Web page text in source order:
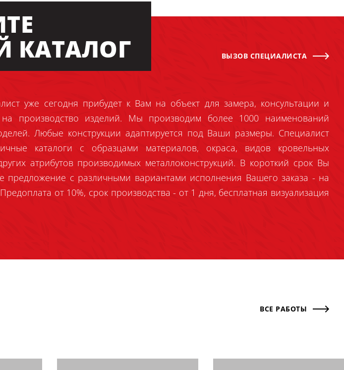
КАТАЛОГ
ВЫЗОВ СПЕЦИАЛИСТА
уже сегодня прибудет к Вам на объект для замера, консультации и
на производство изделий. Мы производим более 1000 наименований
Любые конструкции адаптируется под Ваши размеры. Специалист
каталоги с образцами материалов, окраса, видов кровельных
атрибутов производимых металлоконструкций. В короткий срок Вы
предложение с различными вариантами исполнения Вашего заказа - на
от 10%, срок производства - от 1 дня, бесплатная визуализация
ВСЕ РАБОТЫ